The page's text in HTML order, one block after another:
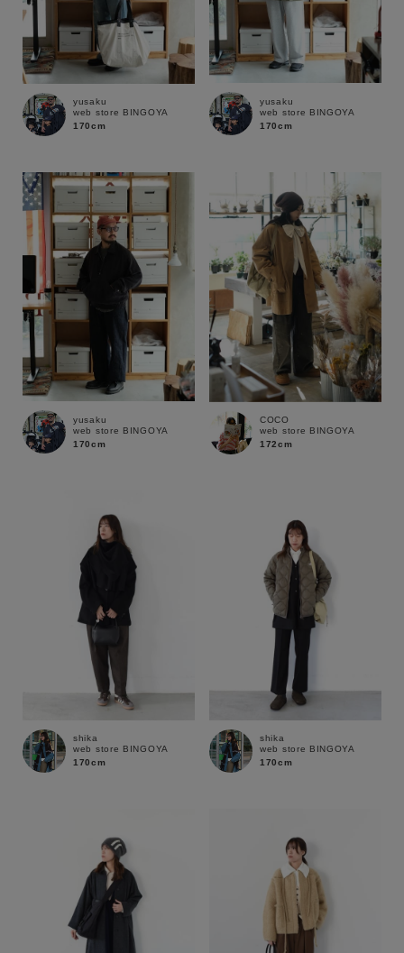
キーワード
性別
MENS LADIES KIDS
カテゴリ
サイズ
ブランド
yusaku
web store BINGOYA
170cm
yusaku
web store BINGOYA
170cm
yusaku
web store BINGOYA
170cm
COCO
web store BINGOYA
172cm
shika
web store BINGOYA
170cm
shika
web store BINGOYA
170cm